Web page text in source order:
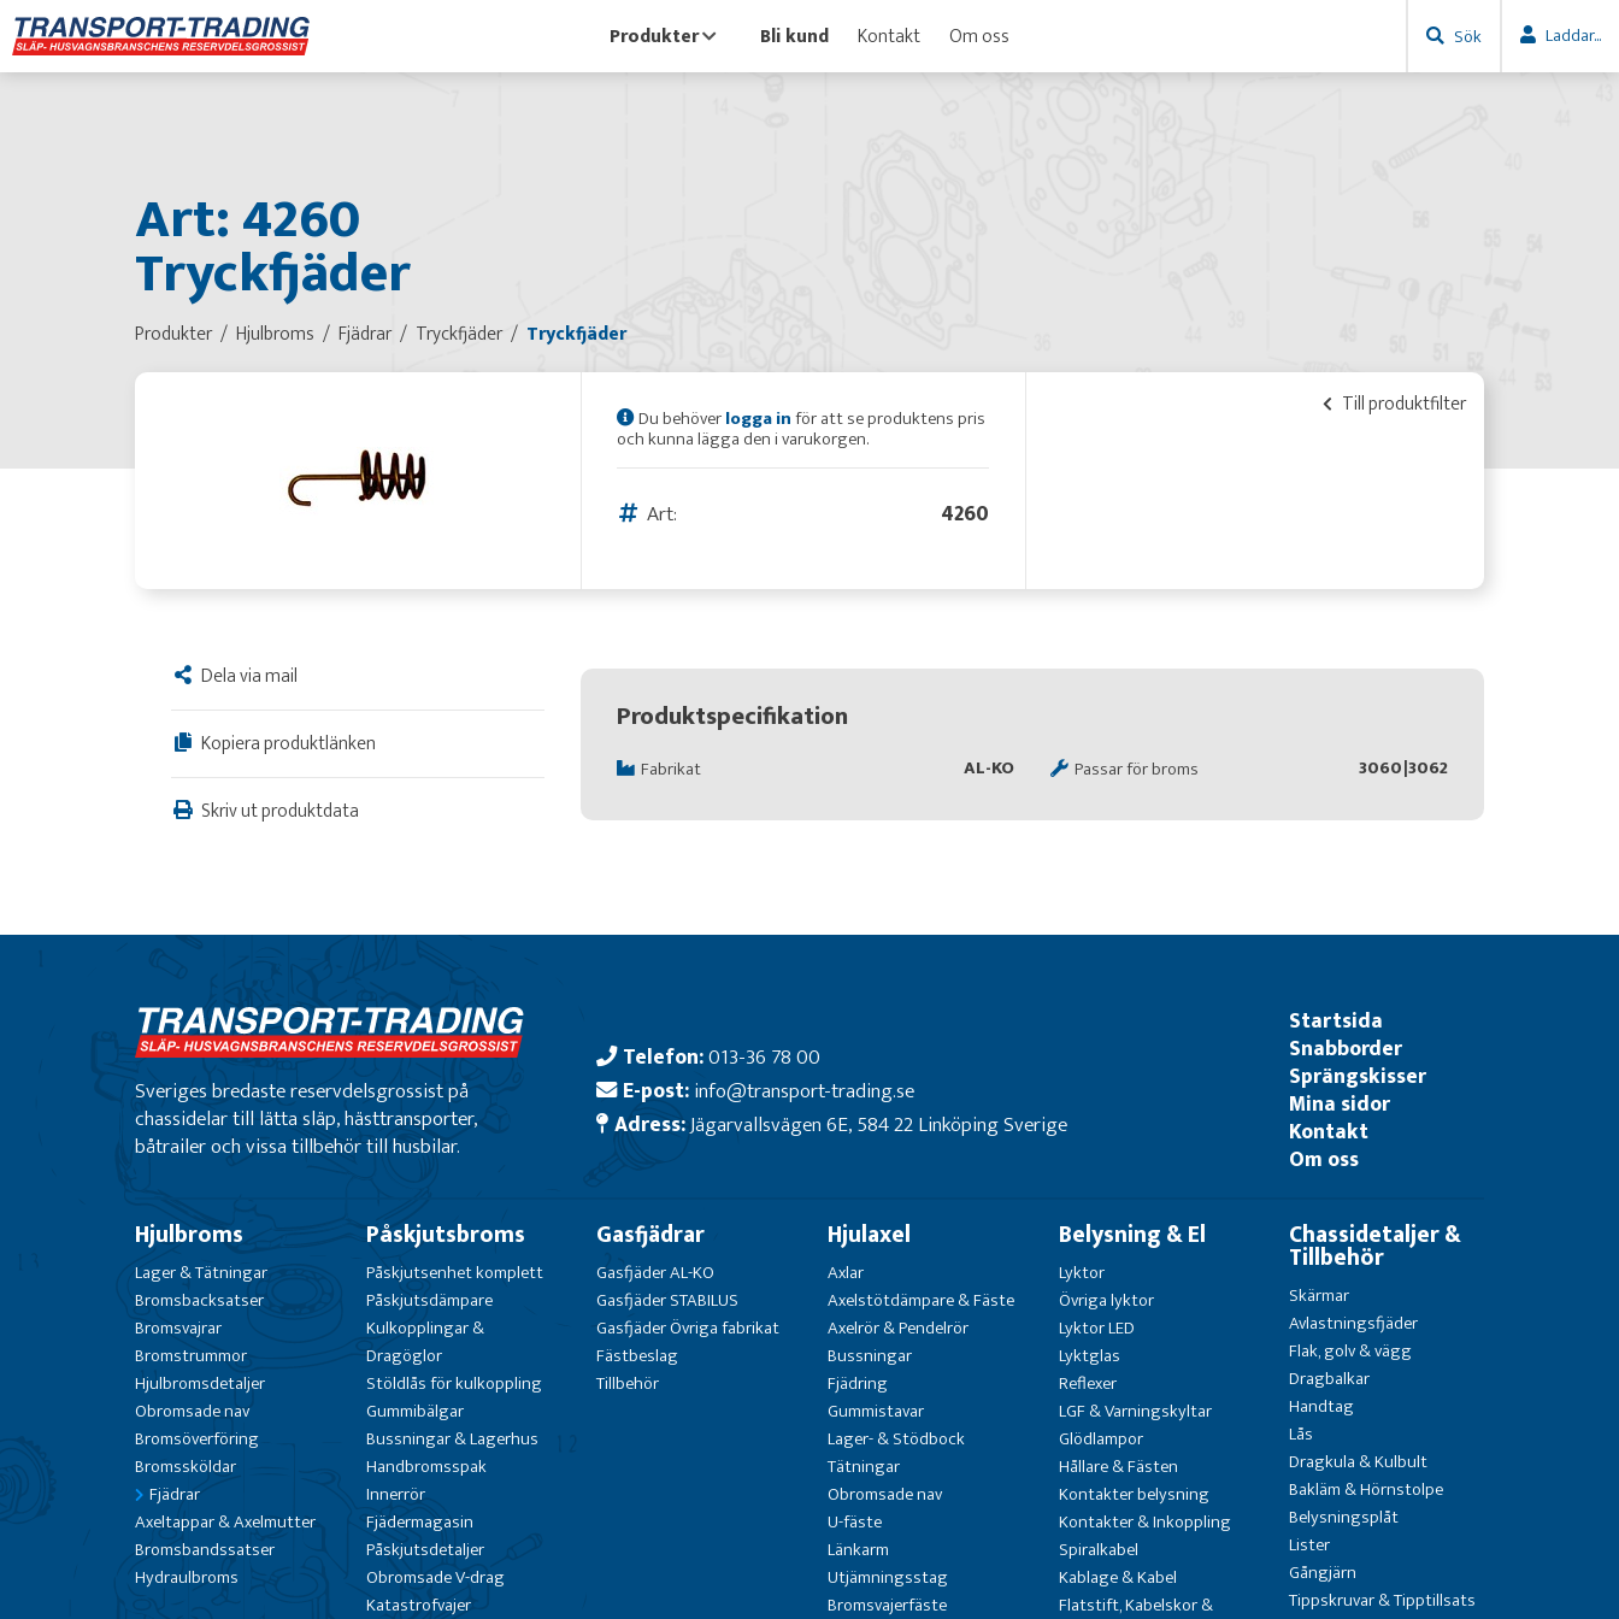
Produkter Bli kund Kontakt Om oss Sök Laddar...
Art: 4260
Tryckfjäder
Produkter Hjulbroms Fjädrar Tryckfjäder Tryckfjäder
Till produktfilter
Du behöverlogga inför att se produktens pris
och kunna lägga den i varukorgen.
Art: 4260
Dela via mail
Kopiera produktlänken
Skriv ut produktdata
Produktspecifikation
Fabrikat AL-KO Passar för broms 3060|3062
Sveriges bredaste reservdelsgrossist på
chassidelar till lätta släp, hästtransporter,
båtrailer och vissa tillbehör till husbilar.
Telefon:013-36 78 00
E-post:info@transport-trading.se
Adress:Jägarvallsvägen 6E, 584 22 Linköping Sverige
Startsida
Snabborder
Sprängskisser
Mina sidor
Kontakt
Om oss
Hjulbroms
Lager & Tätningar
Bromsbacksatser
Bromsvajrar
Bromstrummor
Hjulbromsdetaljer
Obromsade nav
Bromsöverföring
Bromssköldar
Fjädrar
Axeltappar & Axelmutter
Bromsbandssatser
Hydraulbroms
Påskjutsbroms
Påskjutsenhet komplett
Påskjutsdämpare
Kulkopplingar &
Dragöglor
Stöldlås för kulkoppling
Gummibälgar
Bussningar & Lagerhus
Handbromsspak
Innerrör
Fjädermagasin
Påskjutsdetaljer
Obromsade V-drag
Katastrofvajer
Gasfjädrar
Gasfjäder AL-KO
Gasfjäder STABILUS
Gasfjäder Övriga fabrikat
Fästbeslag
Tillbehör
Hjulaxel
Axlar
Axelstötdämpare & Fäste
Axelrör & Pendelrör
Bussningar
Fjädring
Gummistavar
Lager- & Stödbock
Tätningar
Obromsade nav
U-fäste
Länkarm
Utjämningsstag
Bromsvajerfäste
Belysning & El
Lyktor
Övriga lyktor
Lyktor LED
Lyktglas
Reflexer
LGF & Varningskyltar
Glödlampor
Hållare & Fästen
Kontakter belysning
Kontakter & Inkoppling
Spiralkabel
Kablage & Kabel
Flatstift, Kabelskor &
Chassidetaljer &
Tillbehör
Skärmar
Avlastningsfjäder
Flak, golv & vägg
Dragbalkar
Handtag
Lås
Dragkula & Kulbult
Bakläm & Hörnstolpe
Belysningsplåt
Lister
Gångjärn
Tippskruvar & Tipptillsats